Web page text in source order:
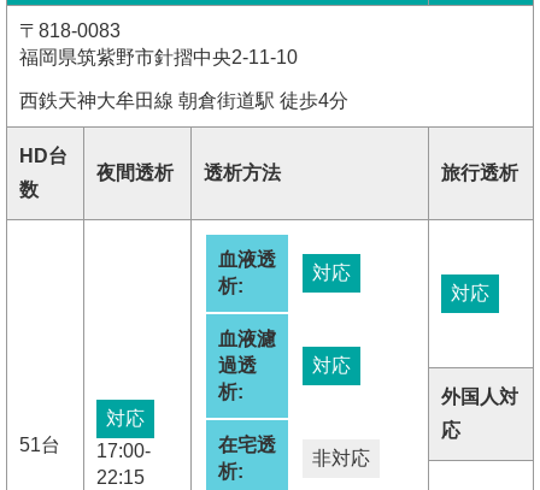
〒818-0083
福岡県筑紫野市針摺中央2-11-10
西鉄天神大牟田線 朝倉街道駅 徒歩4分
HD台
数
夜間透析 透析方法 旅行透析
51台
対応
17:00-
22:15
血液透
析:
対応
血液濾
過透
析:
対応
在宅透
析:
非対応
対応
外国人対
応